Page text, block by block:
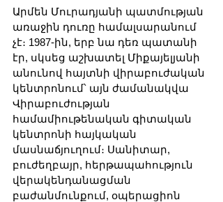
Արմեն Մուրադյանի պատմության
առաջին դուռը համալսարանում
չէ։ 1987-ին, երբ նա դեռ պատանի
էր, սկսեց աշխատել Միքայելյանի
անունով հայտնի վիրաբուժական
կենտրոնում՝ այն ժամանակվա
Վիրաբուժության
համամիութենական գիտական
կենտրոնի հայկական
մասնաճյուղում։ Սանիտար,
բուժեղբայր, հերթապահություն
վերակենդանացման
բաժանմունքում, օպերացիոն